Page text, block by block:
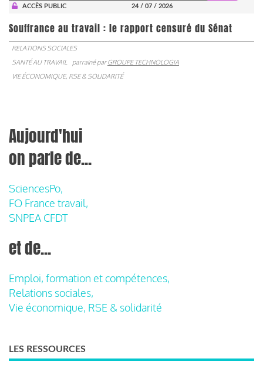
ACCÈS PUBLIC 24 / 07 / 2026
Souffrance au travail : le rapport censuré du Sénat
RELATIONS SOCIALES
SANTÉ AU TRAVAIL
parrainé parGROUPE TECHNOLOGIA
VIE ÉCONOMIQUE, RSE & SOLIDARITÉ
Aujourd'hui
on parle de...
SciencesPo,
FO France travail,
SNPEA CFDT
et de...
Emploi, formation et compétences,
Relations sociales,
Vie économique, RSE & solidarité
LES RESSOURCES